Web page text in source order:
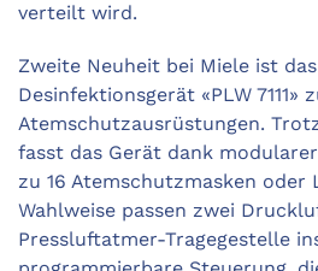
verteilt wird.
Zweite Neuheit bei Miele ist
Desinfektionsgerät «PLW 7111»
Atemschutz­ausrüstungen.
fasst das Gerät dank
zu 16 Atemschutzmasken oder
Wahlweise passen zwei
Pressluftatmer-Tragegestelle